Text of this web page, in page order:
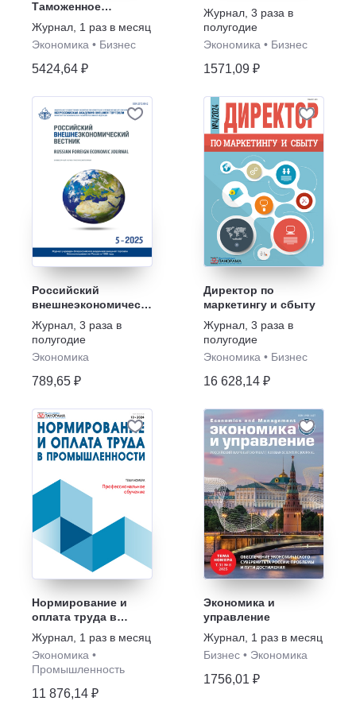
Таможенное
регулирование
Журнал 1 раз в месяц
Экономика • Бизнес
5424,64 ₽
Журнал 3 раза в
полугодие
Экономика • Бизнес
1571,09 ₽
Российский
внешнеэкономический
вестник
Журнал 3 раза в
полугодие
Экономика
789,65 ₽
Директор по
маркетингу и сбыту
Журнал 3 раза в
полугодие
Экономика • Бизнес
16 628,14 ₽
Нормирование и
оплата труда в
промышленности
Журнал 1 раз в месяц
Экономика •
Промышленность
11 876,14 ₽
Экономика и
управление
Журнал 1 раз в месяц
Бизнес • Экономика
1756,01 ₽